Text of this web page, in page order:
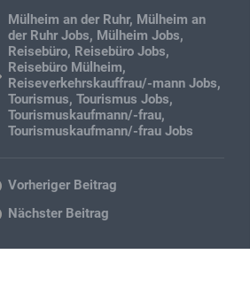
Mülheim an der Ruhr, Mülheim an
der Ruhr Jobs, Mülheim Jobs,
Reisebüro, Reisebüro Jobs,
Reisebüro Mülheim,
Reiseverkehrskauffrau/-mann Jobs,
Tourismus,Tourismus Jobs,
Tourismuskaufmann/-frau,
Tourismuskaufmann/-frau Jobs
Vorheriger Beitrag
Nächster Beitrag